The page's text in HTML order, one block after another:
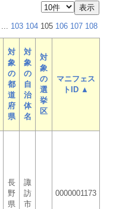
... 103 104 105 106 107 108
対
象
の
都
道
府
県
対
象
の
自
治
体
名
対
象
の
選
挙
区
マニフェス
トID ▲
長
野
県
諏
訪
市
0000001173